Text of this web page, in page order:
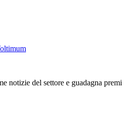
notizie del settore e guadagna premi